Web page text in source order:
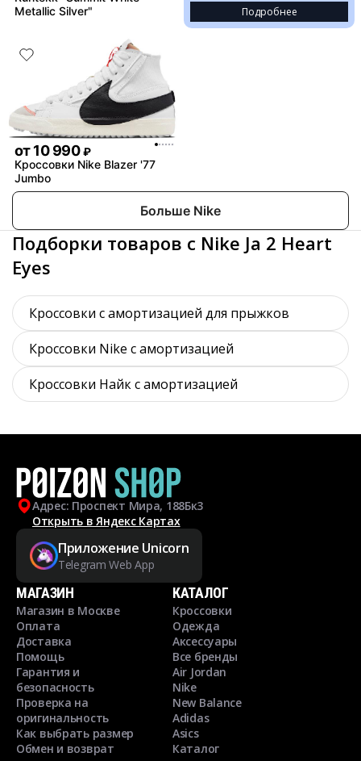
Metallic Silver"
Подробнее
от10 990 ₽
Кроссовки Nike Blazer '77
Jumbo
Больше Nike
Подборки товаров с Nike Ja 2 Heart
Eyes
Кроссовки с амортизацией для прыжков
Кроссовки Nike с амортизацией
Кроссовки Найк с амортизацией
Адрес: Проспект Мира, 188Бк3
Открыть в Яндекс Картах
Приложение Unicorn
Telegram Web App
МАГАЗИН
Магазин в Москве
Оплата
Доставка
Помощь
Гарантия и
безопасность
Проверка на
оригинальность
Как выбрать размер
Обмен и возврат
КАТАЛОГ
Кроссовки
Одежда
Аксессуары
Все бренды
Air Jordan
Nike
New Balance
Adidas
Asics
Каталог